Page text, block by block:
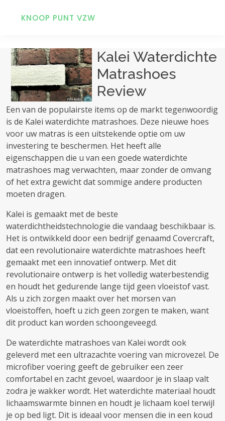
KNOOP PUNT VZW
Kalei Waterdichte
Matrashoes
Review
Een van de populairste items op de markt tegenwoordig
is de Kalei waterdichte matrashoes. Deze nieuwe hoes
voor uw matras is een uitstekende optie om uw
investering te beschermen. Het heeft alle
eigenschappen die u van een goede waterdichte
matrashoes mag verwachten, maar zonder de omvang
of het extra gewicht dat sommige andere producten
moeten dragen.
Kalei is gemaakt met de beste
waterdichtheidstechnologie die vandaag beschikbaar is.
Het is ontwikkeld door een bedrijf genaamd Covercraft,
dat een revolutionaire waterdichte matrashoes heeft
gemaakt met een innovatief ontwerp. Met dit
revolutionaire ontwerp is het volledig waterbestendig
en houdt het gedurende lange tijd geen vloeistof vast.
Als u zich zorgen maakt over het morsen van
vloeistoffen, hoeft u zich geen zorgen te maken, want
dit product kan worden schoongeveegd.
De waterdichte matrashoes van Kalei wordt ook
geleverd met een ultrazachte voering van microvezel. De
microfiber voering geeft de gebruiker een zeer
comfortabel en zacht gevoel, waardoor je in slaap valt
zodra je wakker wordt. Het waterdichte materiaal houdt
lichaamswarmte binnen en houdt je lichaam koel terwijl
je op bed ligt. Dit is ideaal voor mensen die in een koud